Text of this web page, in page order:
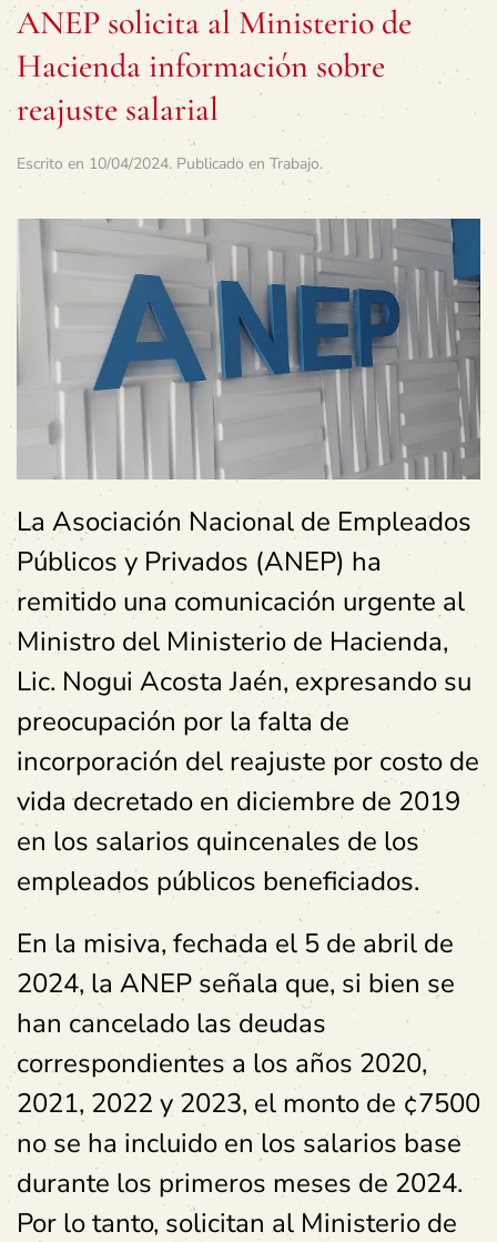
ANEP solicita al Ministerio de
Hacienda información sobre
reajuste salarial
Escrito en 10/04/2024. Publicado en Trabajo.
La Asociación Nacional de Empleados
Públicos y Privados (ANEP) ha
remitido una comunicación urgente al
Ministro del Ministerio de Hacienda,
Lic. Nogui Acosta Jaén, expresando su
preocupación por la falta de
incorporación del reajuste por costo de
vida decretado en diciembre de 2019
en los salarios quincenales de los
empleados públicos beneficiados.
En la misiva, fechada el 5 de abril de
2024, la ANEP señala que, si bien se
han cancelado las deudas
correspondientes a los años 2020,
2021, 2022 y 2023, el monto de ¢7500
no se ha incluido en los salarios base
durante los primeros meses de 2024.
Por lo tanto, solicitan al Ministerio de